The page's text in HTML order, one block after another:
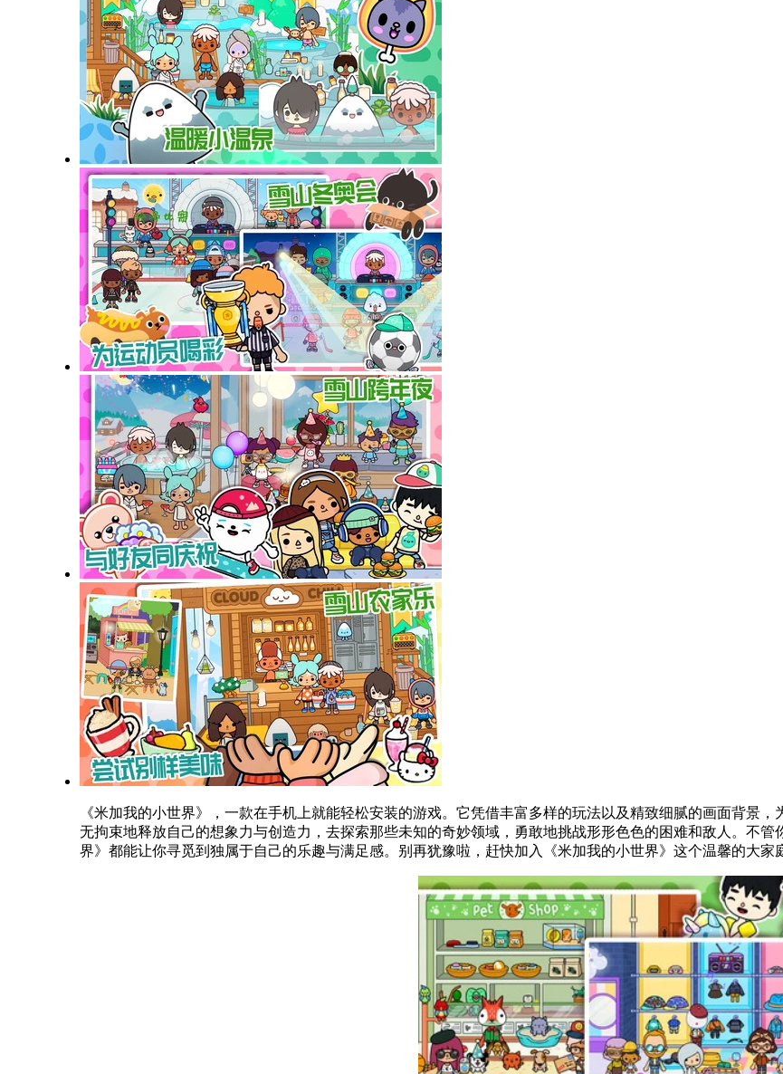
《米加我的小世界》，一款在手机上就能轻松安装的游戏。它凭借丰富多样的玩法以及精致细腻的画面背景
无拘束地释放自己的想象力与创造力，去探索那些未知的奇妙领域，勇敢地挑战形形色色的困难和敌人。不
界》都能让你寻觅到独属于自己的乐趣与满足感。别再犹豫啦，赶快加入《米加我的小世界》这个温馨的大家